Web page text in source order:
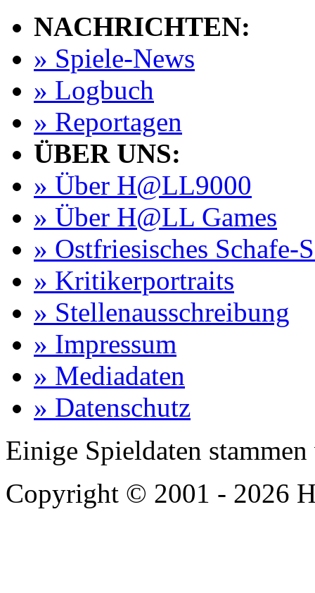
NACHRICHTEN:
» Spiele-News
» Logbuch
» Reportagen
ÜBER UNS:
» Über H@LL9000
» Über H@LL Games
» Ostfriesisches Schafe-
» Kritikerportraits
» Stellenausschreibung
» Impressum
» Mediadaten
» Datenschutz
Einige Spieldaten
Copyright © 2001 - 2026